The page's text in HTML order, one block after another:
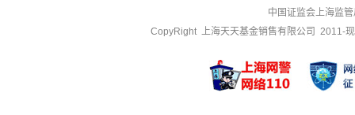
中国证监会上海监
CopyRight 上海天天基金销售有限公司 2011-